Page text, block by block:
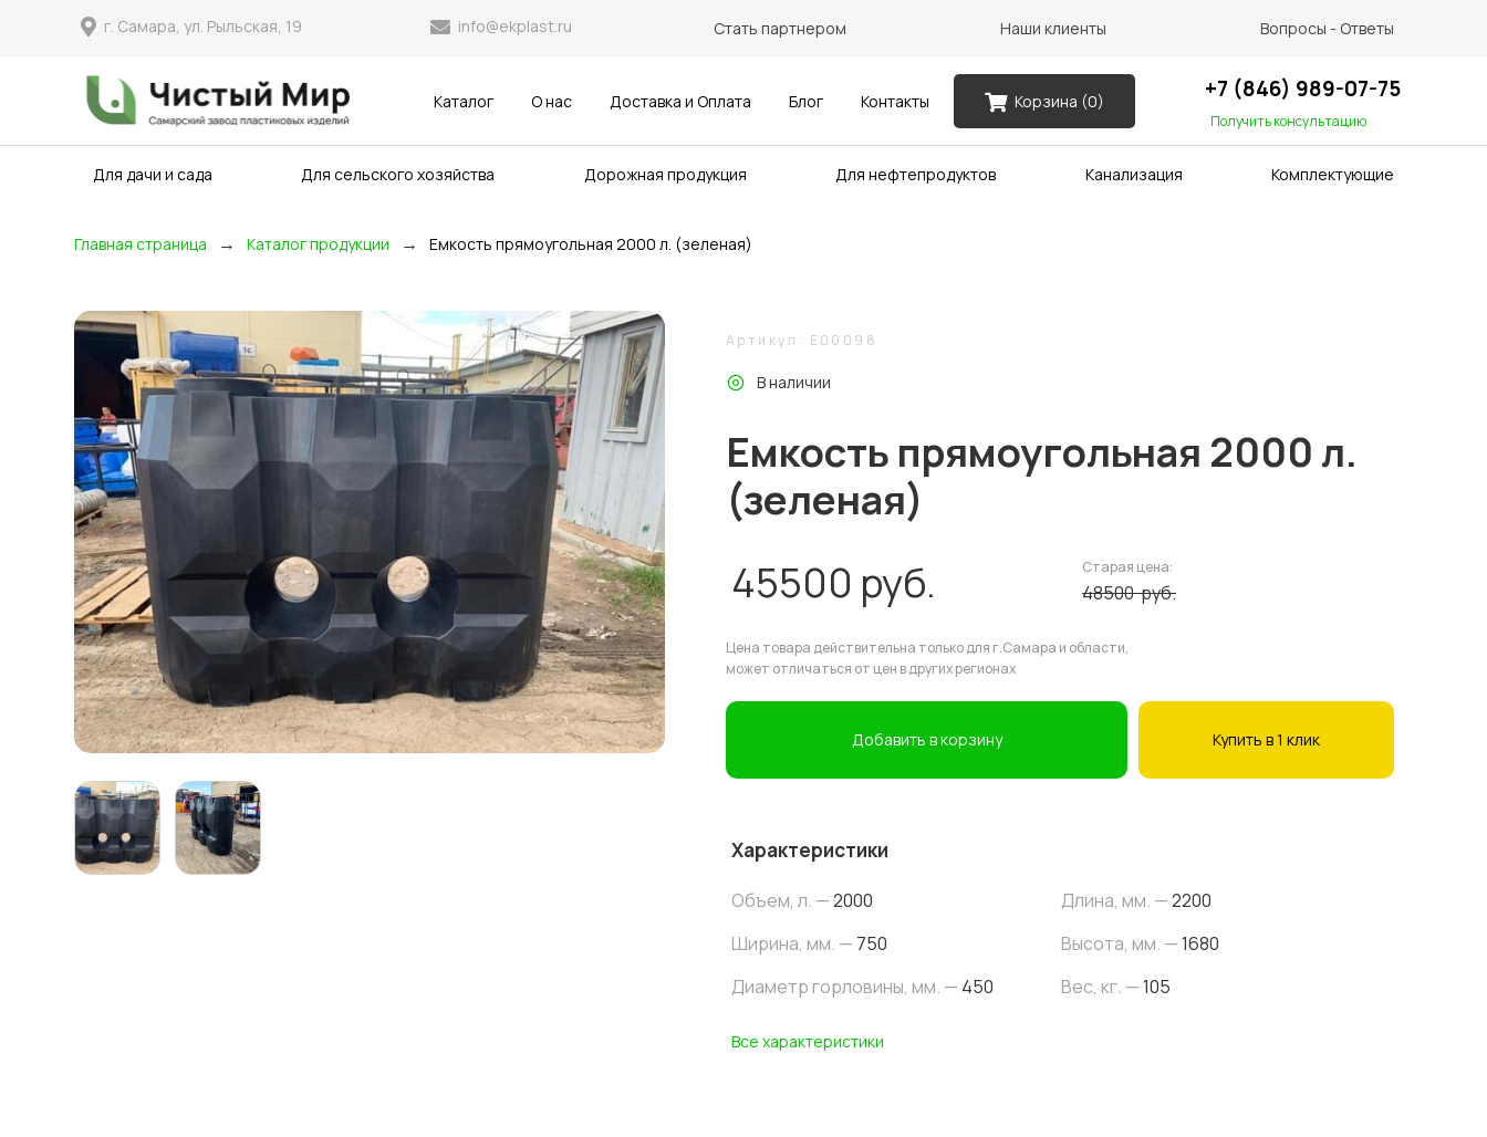
г. Самара, ул. Рыльская, 19 info@ekplast.ru Стать партнером Наши клиенты Вопросы - Ответы
Каталог О нас Доставка и Оплата Блог Контакты Корзина (0) +7 (846) 989-07-75
Получить консультацию
Для дачи и сада Для сельского хозяйства Дорожная продукция Для нефтепродуктов Канализация Комплектующие
Главная страница → Каталог продукции → Емкость прямоугольная 2000 л. (зеленая)
Артикул: E00098
В наличии
Емкость прямоугольная 2000 л.
(зеленая)
45500 руб. Старая цена:
48500руб.
Цена товара действительна только для г.Самара и области,
может отличаться от цен в других регионах
Добавить в корзину Купить в 1 клик
Характеристики
Объем, л. —2000 Длина, мм. —2200
Ширина, мм. — 750 Высота, мм. —1680
Диаметр горловины, мм. — 450 Вес, кг. —105
Все характеристики